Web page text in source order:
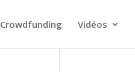
Crowdfunding Vidéos